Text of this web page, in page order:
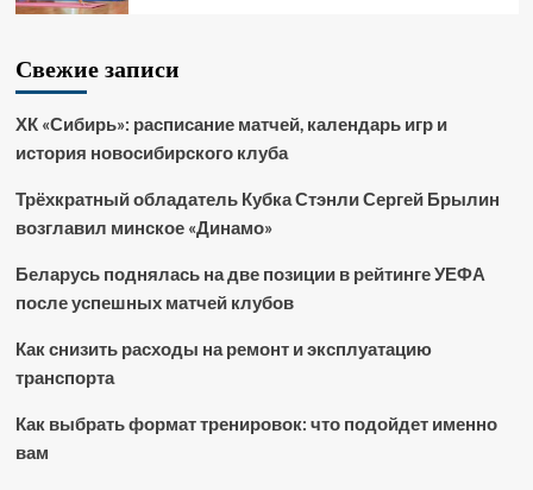
Свежие записи
ХК «Сибирь»: расписание матчей, календарь игр и
история новосибирского клуба
Трёхкратный обладатель Кубка Стэнли Сергей Брылин
возглавил минское «Динамо»
Беларусь поднялась на две позиции в рейтинге УЕФА
после успешных матчей клубов
Как снизить расходы на ремонт и эксплуатацию
транспорта
Как выбрать формат тренировок: что подойдет именно
вам